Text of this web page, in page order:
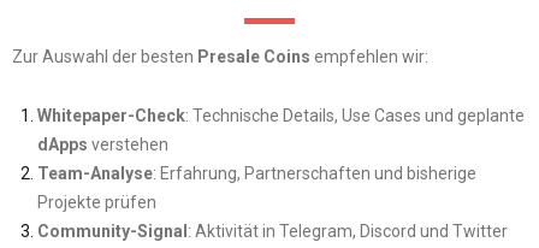
Zur Auswahl der besten Presale Coins empfehlen wir:
Whitepaper-Check: Technische Details, Use Cases und geplante
dApps verstehen
Team-Analyse: Erfahrung, Partnerschaften und bisherige
Projekte prüfen
Community-Signal: Aktivität in Telegram, Discord und Twitter